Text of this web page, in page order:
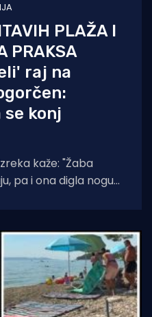
PLAŽA I
PRAKSA
raj na
se konj
kaže: "Žaba
pa i ona digla nogu."